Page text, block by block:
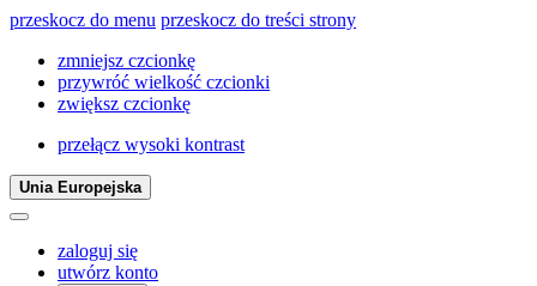
przeskocz do menu przeskocz do treści strony
zmniejsz czcionkę
przywróć wielkość czcionki
zwiększ czcionkę
przełącz wysoki kontrast
Unia Europejska
zaloguj się
utwórz konto